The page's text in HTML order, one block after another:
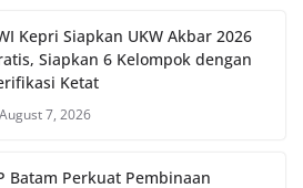
Kepri Siapkan UKW Akbar 2026
Siapkan 6 Kelompok dengan
Ketat
August 7, 2026
Batam Perkuat Pembinaan